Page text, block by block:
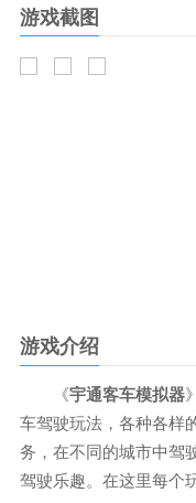
游戏截图
游戏介绍
《宇通客车模拟器
车驾驶玩法，各种各样
务，在不同的城市中驾
驾驶乐趣。在这里每个